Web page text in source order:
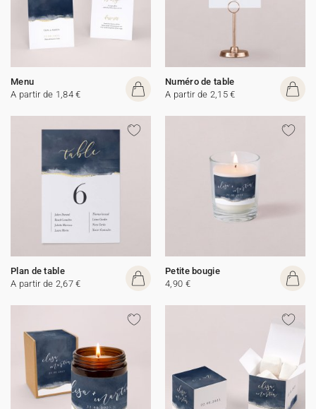
Menu
A partir de 1,84 €
Numéro de table
A partir de 2,15 €
Plan de table
A partir de 2,67 €
Petite bougie
4,90 €